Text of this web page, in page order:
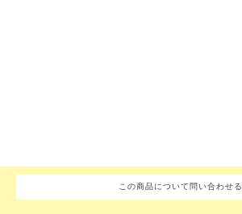
この商品について問い合わせる